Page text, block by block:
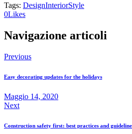
Tags: DesignInteriorStyle
0Likes
Navigazione articoli
Previous
Easy decorating updates for the holidays
Maggio 14, 2020
Next
Construction safety first: best practices and